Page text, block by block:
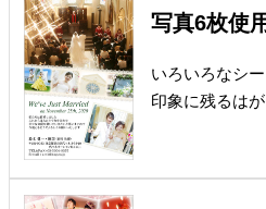
写真6枚使
いろいろなシ
印象に残るはが